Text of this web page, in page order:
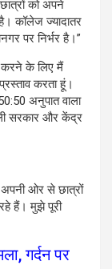
को अपने
कॉलेज ज्यादातर
पर निर्भर है।”
करने के लिए मैं
करता हूं।
अनुपात वाला
सरकार और केंद्र
ओर से छात्रों
हैं। मुझे पूरी
गर्दन पर